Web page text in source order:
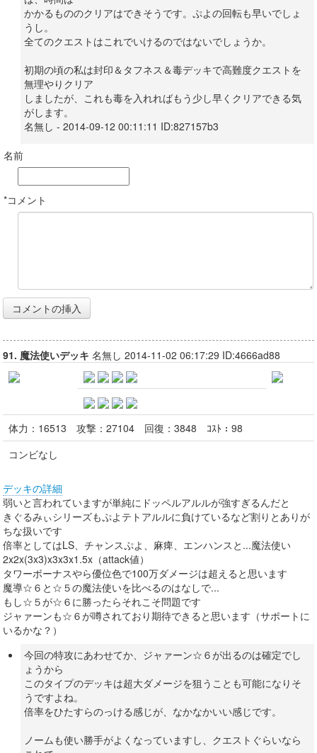
かかるもののクリアはできそうです。ぷよの回転も早いでしょ
うし。
全てのクエストはこれでいけるのではないでしょうか。
初期の頃の私は封印＆タフネス＆毒デッキで高難度クエストを
無理やりクリア
しましたが、これも毒を入れればもう少し早くクリアできる気
がします。
名無し - 2014-09-12 00:11:11 ID:827157b3
名前
*コメント
91. 魔法使いデッキ 名無し 2014-11-02 06:17:29 ID:4666ad88
体力： 16513 攻撃： 27104 回復： 3848 ｺｽﾄ： 98
コンビなし
デッキの詳細
弱いと言われていますが単純にドッペルアルルが強すぎるんだと
きぐるみぃシリーズもぷよテトアルルに負けているなど割りとありが
ちな扱いです
倍率としてはLS、チャンスぷよ、麻痺、エンハンスと...魔法使い
2x2x(3x3)x3x3x1.5x（attack値）
タワーボーナスやら優位色で100万ダメージは超えると思います
魔導☆６と☆５の魔法使いを比べるのはなしで...
もし☆５が☆６に勝ったらそれこそ問題です
ジャァーンも☆６が噂されており期待できると思います（サポートに
いるかな？）
今回の特攻にあわせてか、ジャァーン☆６が出るのは確定でし
ょうから
このタイプのデッキは超大ダメージを狙うことも可能になりそ
うですよね。
倍率をひたすらのっける感じが、なかなかいい感じです。
ノームも使い勝手がよくなっていますし、クエストぐらいなら